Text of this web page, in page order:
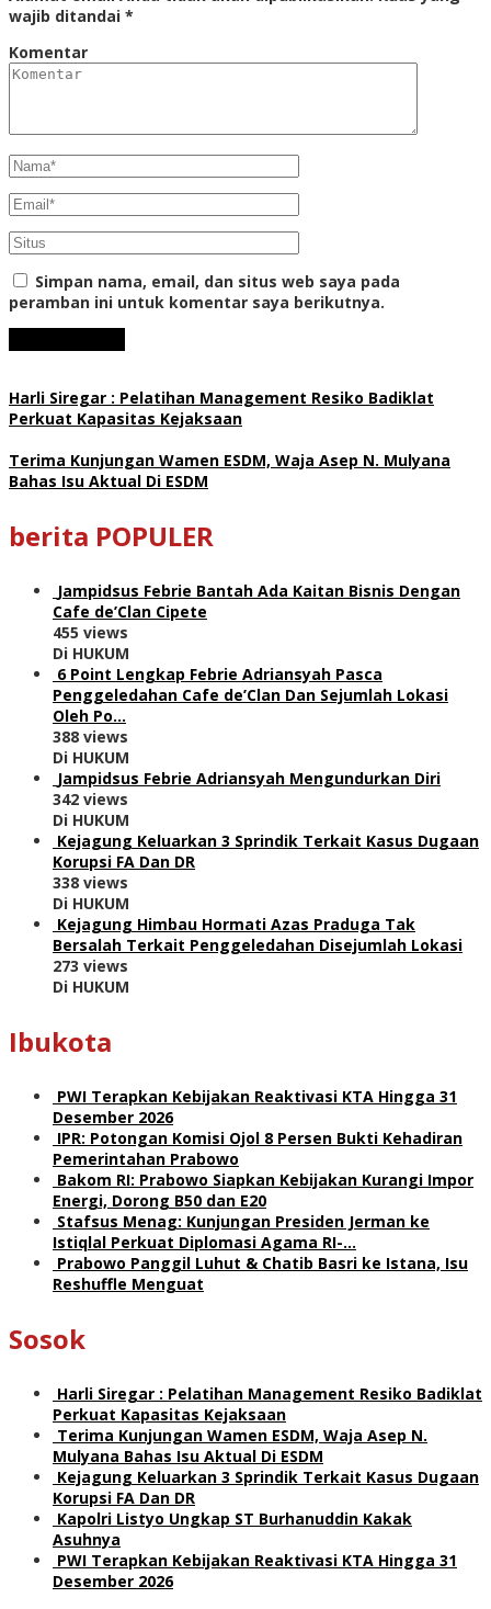
wajib ditandai *
Komentar
Simpan nama, email, dan situs web saya pada
peramban ini untuk komentar saya berikutnya.
Harli Siregar : Pelatihan Management Resiko Badiklat
Perkuat Kapasitas Kejaksaan
Terima Kunjungan Wamen ESDM, Waja Asep N. Mulyana
Bahas Isu Aktual Di ESDM
berita POPULER
Jampidsus Febrie Bantah Ada Kaitan Bisnis Dengan
Cafe de’Clan Cipete
455 views
Di HUKUM
6 Point Lengkap Febrie Adriansyah Pasca
Penggeledahan Cafe de’Clan Dan Sejumlah Lokasi
Oleh Po…
388 views
Di HUKUM
Jampidsus Febrie Adriansyah Mengundurkan Diri
342 views
Di HUKUM
Kejagung Keluarkan 3 Sprindik Terkait Kasus Dugaan
Korupsi FA Dan DR
338 views
Di HUKUM
Kejagung Himbau Hormati Azas Praduga Tak
Bersalah Terkait Penggeledahan Disejumlah Lokasi
273 views
Di HUKUM
Ibukota
PWI Terapkan Kebijakan Reaktivasi KTA Hingga 31
Desember 2026
IPR: Potongan Komisi Ojol 8 Persen Bukti Kehadiran
Pemerintahan Prabowo
Bakom RI: Prabowo Siapkan Kebijakan Kurangi Impor
Energi, Dorong B50 dan E20
Stafsus Menag: Kunjungan Presiden Jerman ke
Istiqlal Perkuat Diplomasi Agama RI-…
Prabowo Panggil Luhut & Chatib Basri ke Istana, Isu
Reshuffle Menguat
Sosok
Harli Siregar : Pelatihan Management Resiko Badiklat
Perkuat Kapasitas Kejaksaan
Terima Kunjungan Wamen ESDM, Waja Asep N.
Mulyana Bahas Isu Aktual Di ESDM
Kejagung Keluarkan 3 Sprindik Terkait Kasus Dugaan
Korupsi FA Dan DR
Kapolri Listyo Ungkap ST Burhanuddin Kakak
Asuhnya
PWI Terapkan Kebijakan Reaktivasi KTA Hingga 31
Desember 2026